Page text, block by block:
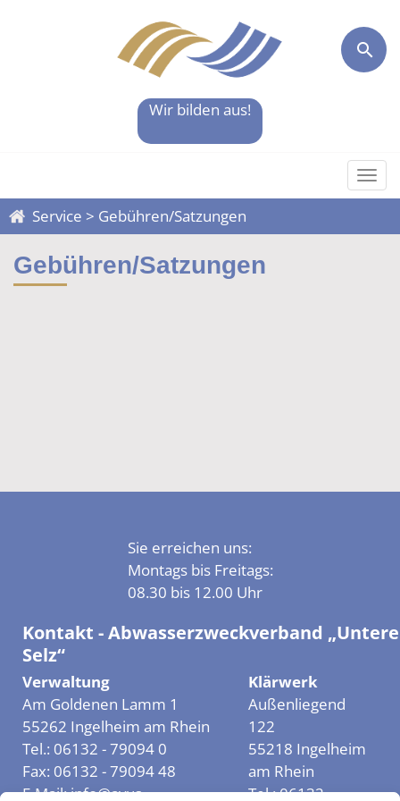
Wir bilden aus!
Service > Gebühren/Satzungen
Gebühren/Satzungen
Sie erreichen uns:
Montags bis Freitags:
08.30 bis 12.00 Uhr
Kontakt - Abwasserzweckverband „Untere
Selz“
Verwaltung
Am Goldenen Lamm 1
55262 Ingelheim am Rhein
Tel.: 06132 - 79094 0
Fax: 06132 - 79094 48
E-Mail:info@avus-
Klärwerk
Außenliegend
122
55218 Ingelheim
am Rhein
Tel.:06132 -